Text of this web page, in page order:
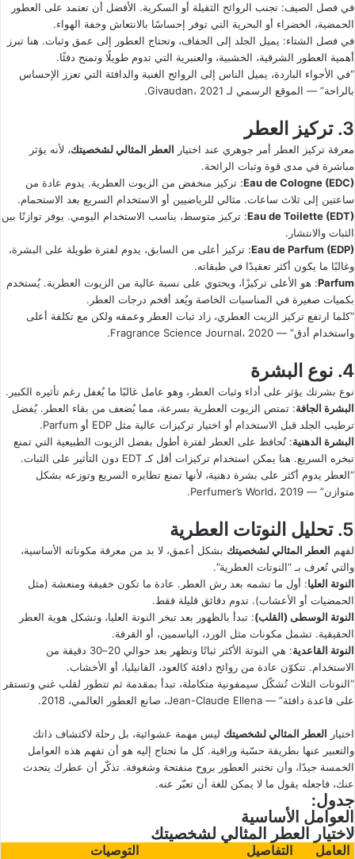
في فصل الصيف: تجنب الروائح الثقيلة أو السكرية. الأفضل أن تعتمد على العطور
الحمضية، الخضراء أو البحرية التي توفر إحساسًا بالانتعاش وخفة الهواء.
في فصل الشتاء: يميل الجلد إلى الجفاف، وتحتاج العطور إلى عمق وثبات. هنا تبرز
أهمية العطور الشرقية، الخشبية، والعنبرية التي تدوم طويلًا وتمنح دفئًا.
“في الأجواء الباردة، يميل الناس إلى الروائح الغنية والدافئة التي تعزز الإحساس
بالراحة” — الموقع الرسمي لـ Givaudan، 2021.
3. تركيز العطر
معرفة تركيز العطر أمر جوهري عند اختيار العطر المثالي لشخصيتك، لأنه يؤثر
مباشرة في مدى قوة وثبات الرائحة.
Eau de Cologne (EDC): تركيز منخفض من الزيوت العطرية. يدوم عادة من
ساعتين إلى ثلاث ساعات. مثالي للرياضيين أو الاستخدام السريع بعد الاستحمام.
Eau de Toilette (EDT): تركيز متوسط، يناسب الاستخدام اليومي. يوفر توازنًا بين
الثبات والانتشار.
Eau de Parfum (EDP): تركيز أعلى من السابق، يدوم لفترة طويلة على البشرة،
وغالبًا ما يكون أكثر تعقيدًا في طبقاته.
Parfum: هو الأعلى تركيزًا، ويحتوي على نسبة عالية من الزيوت العطرية. يُستخدم
بكميات صغيرة في المناسبات الخاصة ويُعد أفخم درجات العطر.
“كلما ارتفع تركيز الزيت العطري، زاد ثبات العطر وعمقه ولكن مع تكلفة أعلى
واستخدام أدق” — Fragrance Science Journal، 2020.
4. نوع البشرة
نوع بشرتك يؤثر على أداء وثبات العطر، وهو عامل غالبًا ما يُغفل رغم تأثيره الكبير.
البشرة الجافة: تمتص الزيوت العطرية بسرعة، مما يُضعف من بقاء العطر. يُفضل
ترطيب الجلد قبل الاستخدام أو اختيار تركيزات عالية مثل EDP أو Parfum.
البشرة الدهنية: تُحافظ على العطر لفترة أطول بفضل الزيوت الطبيعية التي تمنع
تبخره السريع. هنا يمكن استخدام تركيزات أقل كـ EDT دون التأثير على الثبات.
“العطر يدوم أكثر على بشرة دهنية، لأنها تمنع تطايره السريع وتوزعه بشكل
متوازن” — Perfumer’s World، 2019.
5. تحليل النوتات العطرية
لفهم العطر المثالي لشخصيتك بشكل أعمق، لا بد من معرفة مكوناته الأساسية،
والتي تُعرف بـ “النوتات العطرية”.
النوتة العليا: أول ما تشمه بعد رش العطر. عادة ما تكون خفيفة ومنعشة (مثل
الحمضيات أو الأعشاب). تدوم دقائق قليلة فقط.
النوتة الوسطى (القلب): تبدأ بالظهور بعد تبخر النوتة العليا، وتشكل هوية العطر
الحقيقية. تشمل مكونات مثل الورد، الياسمين، أو القرفة.
النوتة القاعدية
: هي النوتة الأكثر ثباتًا وتظهر بعد حوالي 20–30 دقيقة من
الاستخدام. تتكوّن عادة من روائح دافئة كالعود، الفانيليا، أو الأخشاب.
“النوتات الثلاث تُشكّل سيمفونية متكاملة، تبدأ بمقدمة ثم تتطور لقلب غني وتستقر
على قاعدة دافئة” — Jean-Claude Ellena، صانع العطور العالمي، 2018.
اختيار العطر المثالي لشخصيتك ليس مهمة عشوائية، بل رحلة لاكتشاف ذاتك
والتعبير عنها بطريقة حسّية وراقية. كل ما تحتاج إليه هو أن تفهم هذه العوامل
الخمسة جيدًا، وأن تختبر العطور بروح منفتحة وشغوفة. تذكّر أن عطرك يتحدث
عنك، فاجعله يقول ما لا يمكن للغة أن تعبّر عنه.
جدول:
العوامل الأساسية
لاختيار
العطر المثالي لشخصيتك
العامل التفاصيل التوصيات